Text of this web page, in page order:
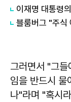
이재명 대통령
그러면서 "그
임을 반드시 물
나"라며 "혹시